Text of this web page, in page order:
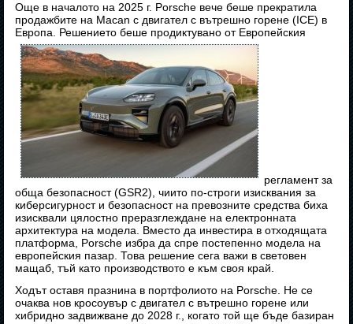
Още в началото на 2025 г. Porsche вече беше прекратила
продажбите на Macan с двигател с вътрешно горене (ICE) в
Европа. Решението беше продиктувано от Европейския
регламент за
обща безопасност (GSR2), чиито по-строги изисквания за
киберсигурност и безопасност на превозните средства биха
изисквали цялостно преразглеждане на електронната
архитектура на модела. Вместо да инвестира в отходящата
платформа, Porsche избра да спре постепенно модела на
европейския пазар. Това решение сега важи в световен
мащаб, тъй като производството е към своя край.
Ходът оставя празнина в портфолиото на Porsche. Не се
очаква нов кросоувър с двигател с вътрешно горене или
хибридно задвижване до 2028 г., когато той ще бъде базиран